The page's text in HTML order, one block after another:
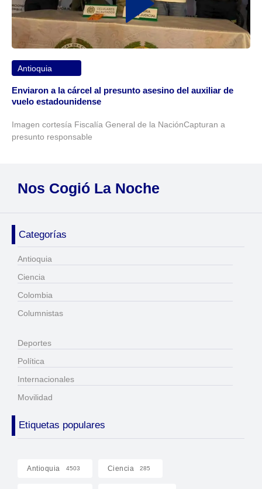
Antioquia
Enviaron a la cárcel al presunto asesino del auxiliar de
vuelo estadounidense
Imagen cortesía Fiscalía General de la NaciónCapturan a
presunto responsable
Nos Cogió La Noche
Categorías
Antioquia
Ciencia
Colombia
Columnistas
Deportes
Política
Internacionales
Movilidad
Etiquetas populares
Antioquia 4503 Ciencia 285